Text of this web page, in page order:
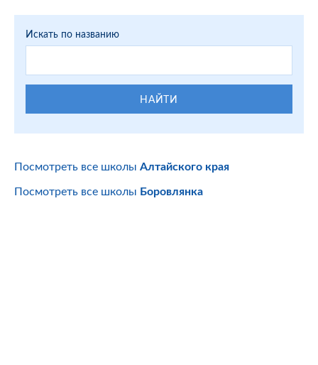
Искать по названию
НАЙТИ
Посмотреть все школы Алтайского края
Посмотреть все школы Боровлянка